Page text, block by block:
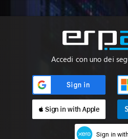
Accedi con uno dei
 Sign in with Apple
Sign in